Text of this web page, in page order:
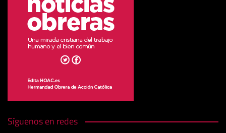
Síguenos en redes